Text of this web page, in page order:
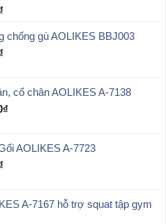
Giá
tại
là:
chống gù AOLIKES BBJ003
Giá
là:
309,000₫.
cổ chân AOLIKES A-7138
₫
419,000₫
AOLIKES A-7723
Giá
là:
A-7167 hỗ trợ squat tập gym